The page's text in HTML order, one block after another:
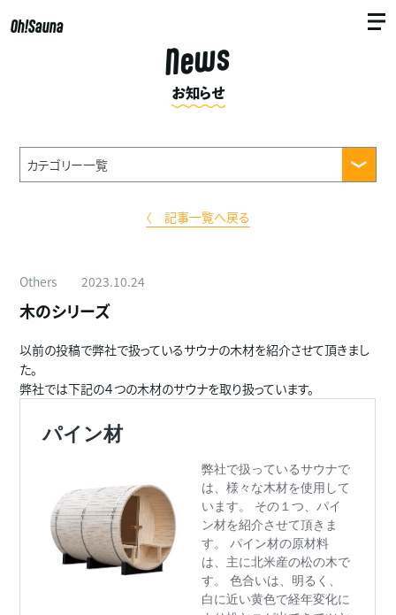
Oh!Sauna
News
お知らせ
〈 記事一覧へ戻る
Others 2023.10.24
木のシリーズ
以前の投稿で弊社で扱っているサウナの木材を紹介させて頂きまし
た。
弊社では下記の４つの木材のサウナを取り扱っています。